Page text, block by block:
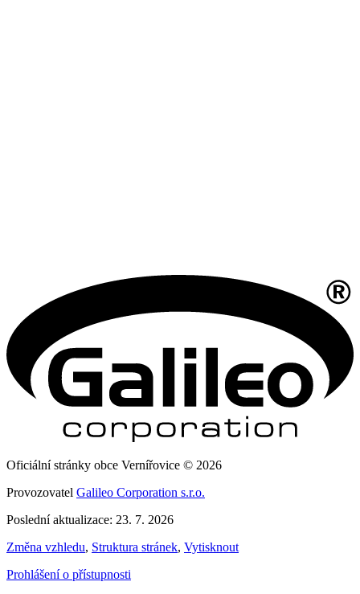
Oficiální stránky obce Vernířovice © 2026
Provozovatel Galileo Corporation s.r.o.
Poslední aktualizace: 23. 7. 2026
Změna vzhledu, Struktura stránek, Vytisknout
Prohlášení o přístupnosti